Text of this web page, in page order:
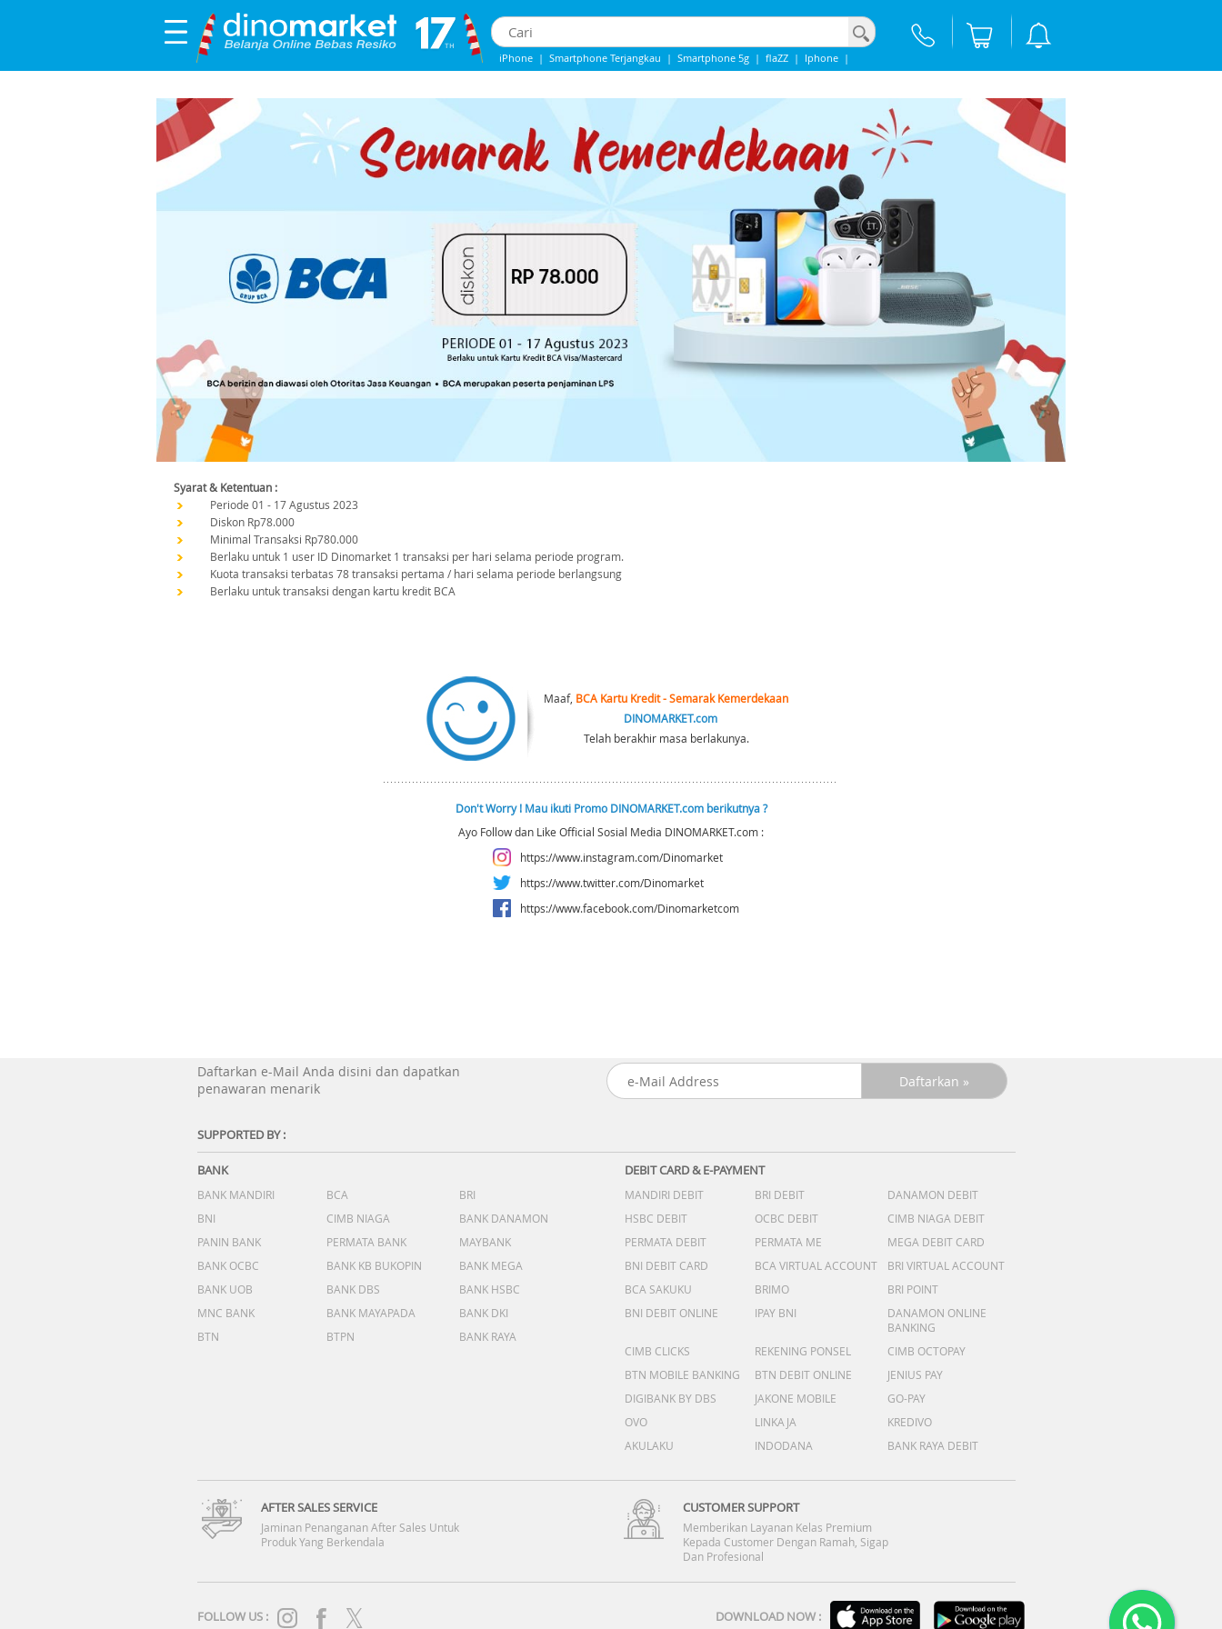
iPhone | Smartphone Terjangkau | Smartphone 5g | flaZZ | Iphone |
Syarat & Ketentuan :
Periode 01 - 17 Agustus 2023
Diskon Rp78.000
Minimal Transaksi Rp780.000
Berlaku untuk 1 user ID Dinomarket 1 transaksi per hari selama periode program.
Kuota transaksi terbatas 78 transaksi pertama / hari selama periode berlangsung
Berlaku untuk transaksi dengan kartu kredit BCA
Maaf, BCA Kartu Kredit - Semarak Kemerdekaan
DINOMARKET.com
Telah berakhir masa berlakunya.
Don't Worry ! Mau ikuti Promo DINOMARKET.com berikutnya ?
Ayo Follow dan Like Official Sosial Media DINOMARKET.com :
https://www.instagram.com/Dinomarket
https://www.twitter.com/Dinomarket
https://www.facebook.com/Dinomarketcom
Daftarkan e-Mail Anda disini dan dapatkan
penawaran menarik
SUPPORTED BY :
BANK
BANK MANDIRI BCA
BRI
BNI
CIMB NIAGA
BANK DANAMON
PANIN BANK
PERMATA BANK
MAYBANK
BANK OCBC
BANK KB BUKOPIN
BANK MEGA
BANK UOB
BANK DBS
BANK HSBC
MNC BANK
BANK MAYAPADA
BANK DKI
BTN
BTPN BANK RAYA
DEBIT CARD & E-PAYMENT
MANDIRI DEBIT BRI DEBIT
DANAMON DEBIT
HSBC DEBIT
OCBC DEBIT
CIMB NIAGA DEBIT
PERMATA DEBIT
PERMATA ME
MEGA DEBIT CARD
BNI DEBIT CARD
BCA VIRTUAL ACCOUNT
BRI VIRTUAL ACCOUNT
BCA SAKUKU
BRIMO
BRI POINT
BNI DEBIT ONLINE
IPAY BNI
DANAMON ONLINE
BANKING
CIMB CLICKS
REKENING PONSEL
CIMB OCTOPAY
BTN MOBILE BANKING
BTN DEBIT ONLINE
JENIUS PAY
DIGIBANK BY DBS
JAKONE MOBILE
GO-PAY
OVO
LINKAJA
KREDIVO
AKULAKU
INDODANA BANK RAYA DEBIT
AFTER SALES SERVICE
Jaminan Penanganan After Sales Untuk
Produk Yang Berkendala
CUSTOMER SUPPORT
Memberikan Layanan Kelas Premium
Kepada Customer Dengan Ramah, Sigap
Dan Profesional
FOLLOW US : DOWNLOAD NOW :